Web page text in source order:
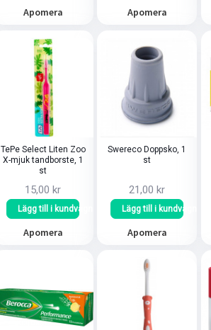
Apomera Apomera
TePe Select Liten Zoo
X-mjuk tandborste, 1
st
15,00 kr
Lägg till i kundvagn
Apomera
Swereco Doppsko, 1
st
21,00 kr
Lägg till i kundvagn
Apomera